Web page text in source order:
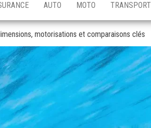
AUTO MOTO TRANSPORT
motorisations et comparaisons clés